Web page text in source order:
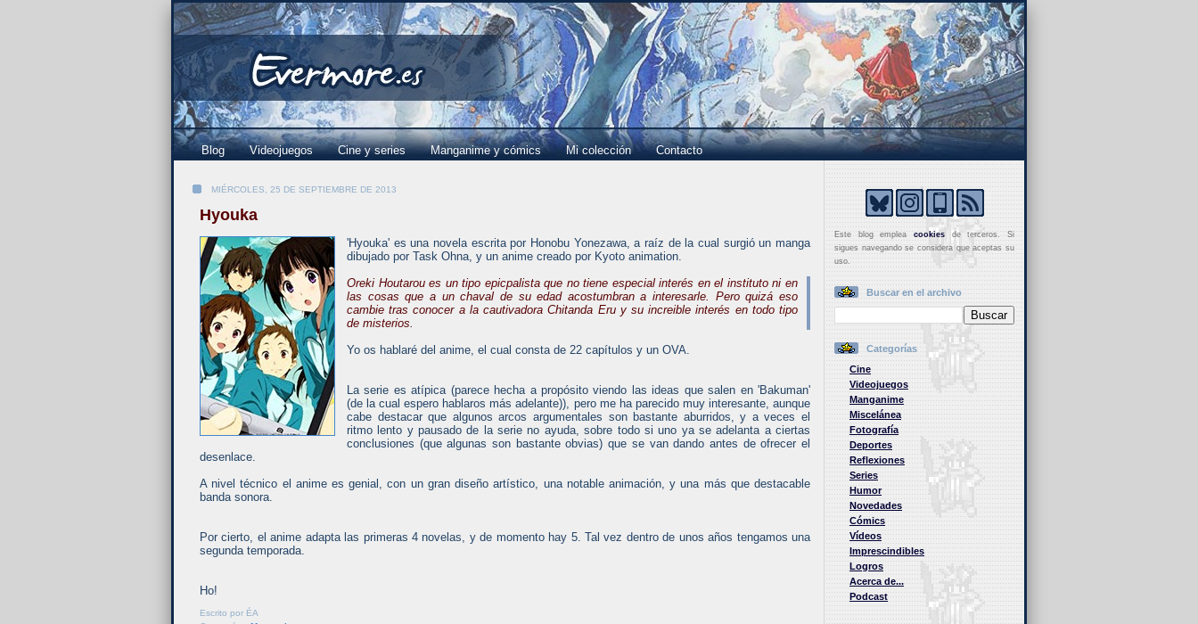
Blog Videojuegos Cine y series Manganime y cómics Mi colección Contacto
MIÉRCOLES, 25 DE SEPTIEMBRE DE 2013
Hyouka
'Hyouka' es una novela escrita por Honobu Yonezawa, a raíz de la cual surgió un manga
dibujado por Task Ohna, y un anime creado por Kyoto animation.
Oreki Houtarou es un tipo epicpalista que no tiene especial interés en el instituto ni en
las cosas que a un chaval de su edad acostumbran a interesarle. Pero quizá eso
cambie tras conocer a la cautivadora Chitanda Eru y su increible interés en todo tipo
de misterios.
Yo os hablaré del anime, el cual consta de 22 capítulos y un OVA.
La serie es atípica (parece hecha a propósito viendo las ideas que salen en 'Bakuman'
(de la cual espero hablaros más adelante)), pero me ha parecido muy interesante, aunque
cabe destacar que algunos arcos argumentales son bastante aburridos, y a veces el
ritmo lento y pausado de la serie no ayuda, sobre todo si uno ya se adelanta a ciertas
conclusiones (que algunas son bastante obvias) que se van dando antes de ofrecer el
desenlace.
A nivel técnico el anime es genial, con un gran diseño artístico, una notable animación, y una más que destacable
banda sonora.
Por cierto, el anime adapta las primeras 4 novelas, y de momento hay 5. Tal vez dentro de unos años tengamos una
segunda temporada.
Ho!
Escrito por ÉA
Este blog empleacookies de terceros. Si
sigues navegando se considera que aceptas su
uso.
Buscar en el archivo
Categorías
Cine
Videojuegos
Manganime
Miscelánea
Fotografía
Deportes
Reflexiones
Series
Humor
Novedades
Cómics
Vídeos
Imprescindibles
Logros
Acerca de...
Podcast